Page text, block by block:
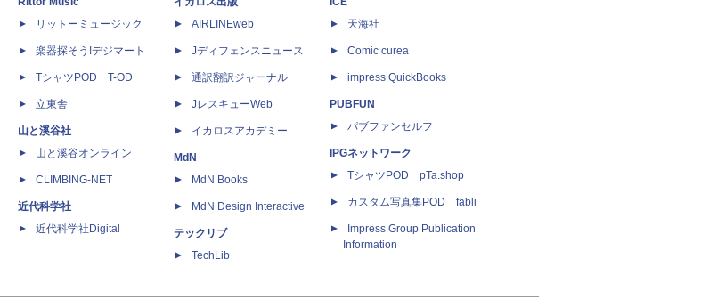
リットーミュージック
楽器探そう!デジマート
TシャツPOD T-OD
立東舎
山と溪谷社
山と溪谷オンライン
CLIMBING-NET
近代科学社
近代科学社Digital
AIRLINEweb
Jディフェンスニュース
通訳翻訳ジャーナル
JレスキューWeb
イカロスアカデミー
MdN
MdN Books
MdN Design Interactive
テックリブ
TechLib
天海社
Comic curea
impress QuickBooks
PUBFUN
パブファンセルフ
IPGネットワーク
TシャツPOD pTa.shop
カスタム写真集POD fabli
Impress Group Publication
Information